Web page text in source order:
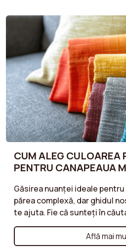
materialele, stilurile,
funcționalitățile, pentru a
care să răspundă nevoilor și
de viață. Ghidurile noastre
vă ajuta să găsiți mobilier
calitatea și estetica,
bugetul dvs.
CUM ALEG CULOAREA
PENTRU CANAPEAUA
Găsirea nuanței ideale
părea complexă, dar ghidul
te ajuta. Fie că sunteți în
se îmbină într-o atmosferă
mai îndrăzneață care să vă
Află mai